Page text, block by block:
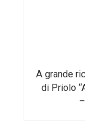
A grande
di Priolo